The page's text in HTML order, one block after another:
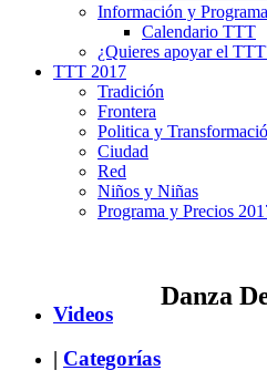
Información y Programa
Calendario TTT
¿Quieres apoyar el
TTT 2017
Tradición
Frontera
Politica y
Ciudad
Red
Niños y Niñas
Programa y Precios
Videos
| Categorías
Danza